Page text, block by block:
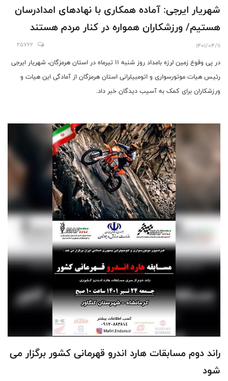
شهریار ایرجی: آماده همکاری با نهادهای امدادرسان
هستیم/ ورزشکاران همواره در کنار مردم هستند
1401/04/11
25762
در پی وقوع زمین لرزه بامداد روز شنبه ۱۱ تیرماه در استان هرمزگان، شهریار ایرجی
رئیس هیات موتورسواری و اتومبیلرانی استان هرمزگان از آمادگی این هیات و
ورزشکاران برای کمک به آسیب دیدگان خبر داد.
راند دوم مسابقات هارد اندرو قهرمانی کشور برگزار می
شود